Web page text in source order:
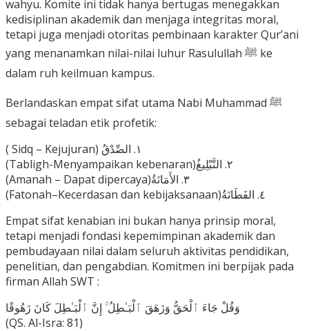
wahyu. Komite ini tidak hanya bertugas menegakkan
kedisiplinan akademik dan menjaga integritas moral,
tetapi juga menjadi otoritas pembinaan karakter Qur’ani
yang menanamkan nilai-nilai luhur Rasulullah ﷺ ke
dalam ruh keilmuan kampus.
Berlandaskan empat sifat utama Nabi Muhammad ﷺ
sebagai teladan etik profetik:
( Sidq – Kejujuran) ١. الصِّدْقُ
(Tabligh-Menyampaikan kebenaran)٢. التَّبْلِيغُ
(Amanah – Dapat dipercaya)٣. الأَمَانَةُ
(Fatonah–Kecerdasan dan kebijaksanaan)٤. الفَطَانَةُ
Empat sifat kenabian ini bukan hanya prinsip moral,
tetapi menjadi fondasi kepemimpinan akademik dan
pembudayaan nilai dalam seluruh aktivitas pendidikan,
penelitian, dan pengabdian. Komitmen ini berpijak pada
firman Allah SWT :
وَقُلْ جَاءَ ٱلْحَقُّ وَزَهَقَ ٱلْبَـٰطِلُ ۚ إِنَّ ٱلْبَـٰطِلَ كَانَ زَهُوقًا
(QS. Al-Isra: 81)